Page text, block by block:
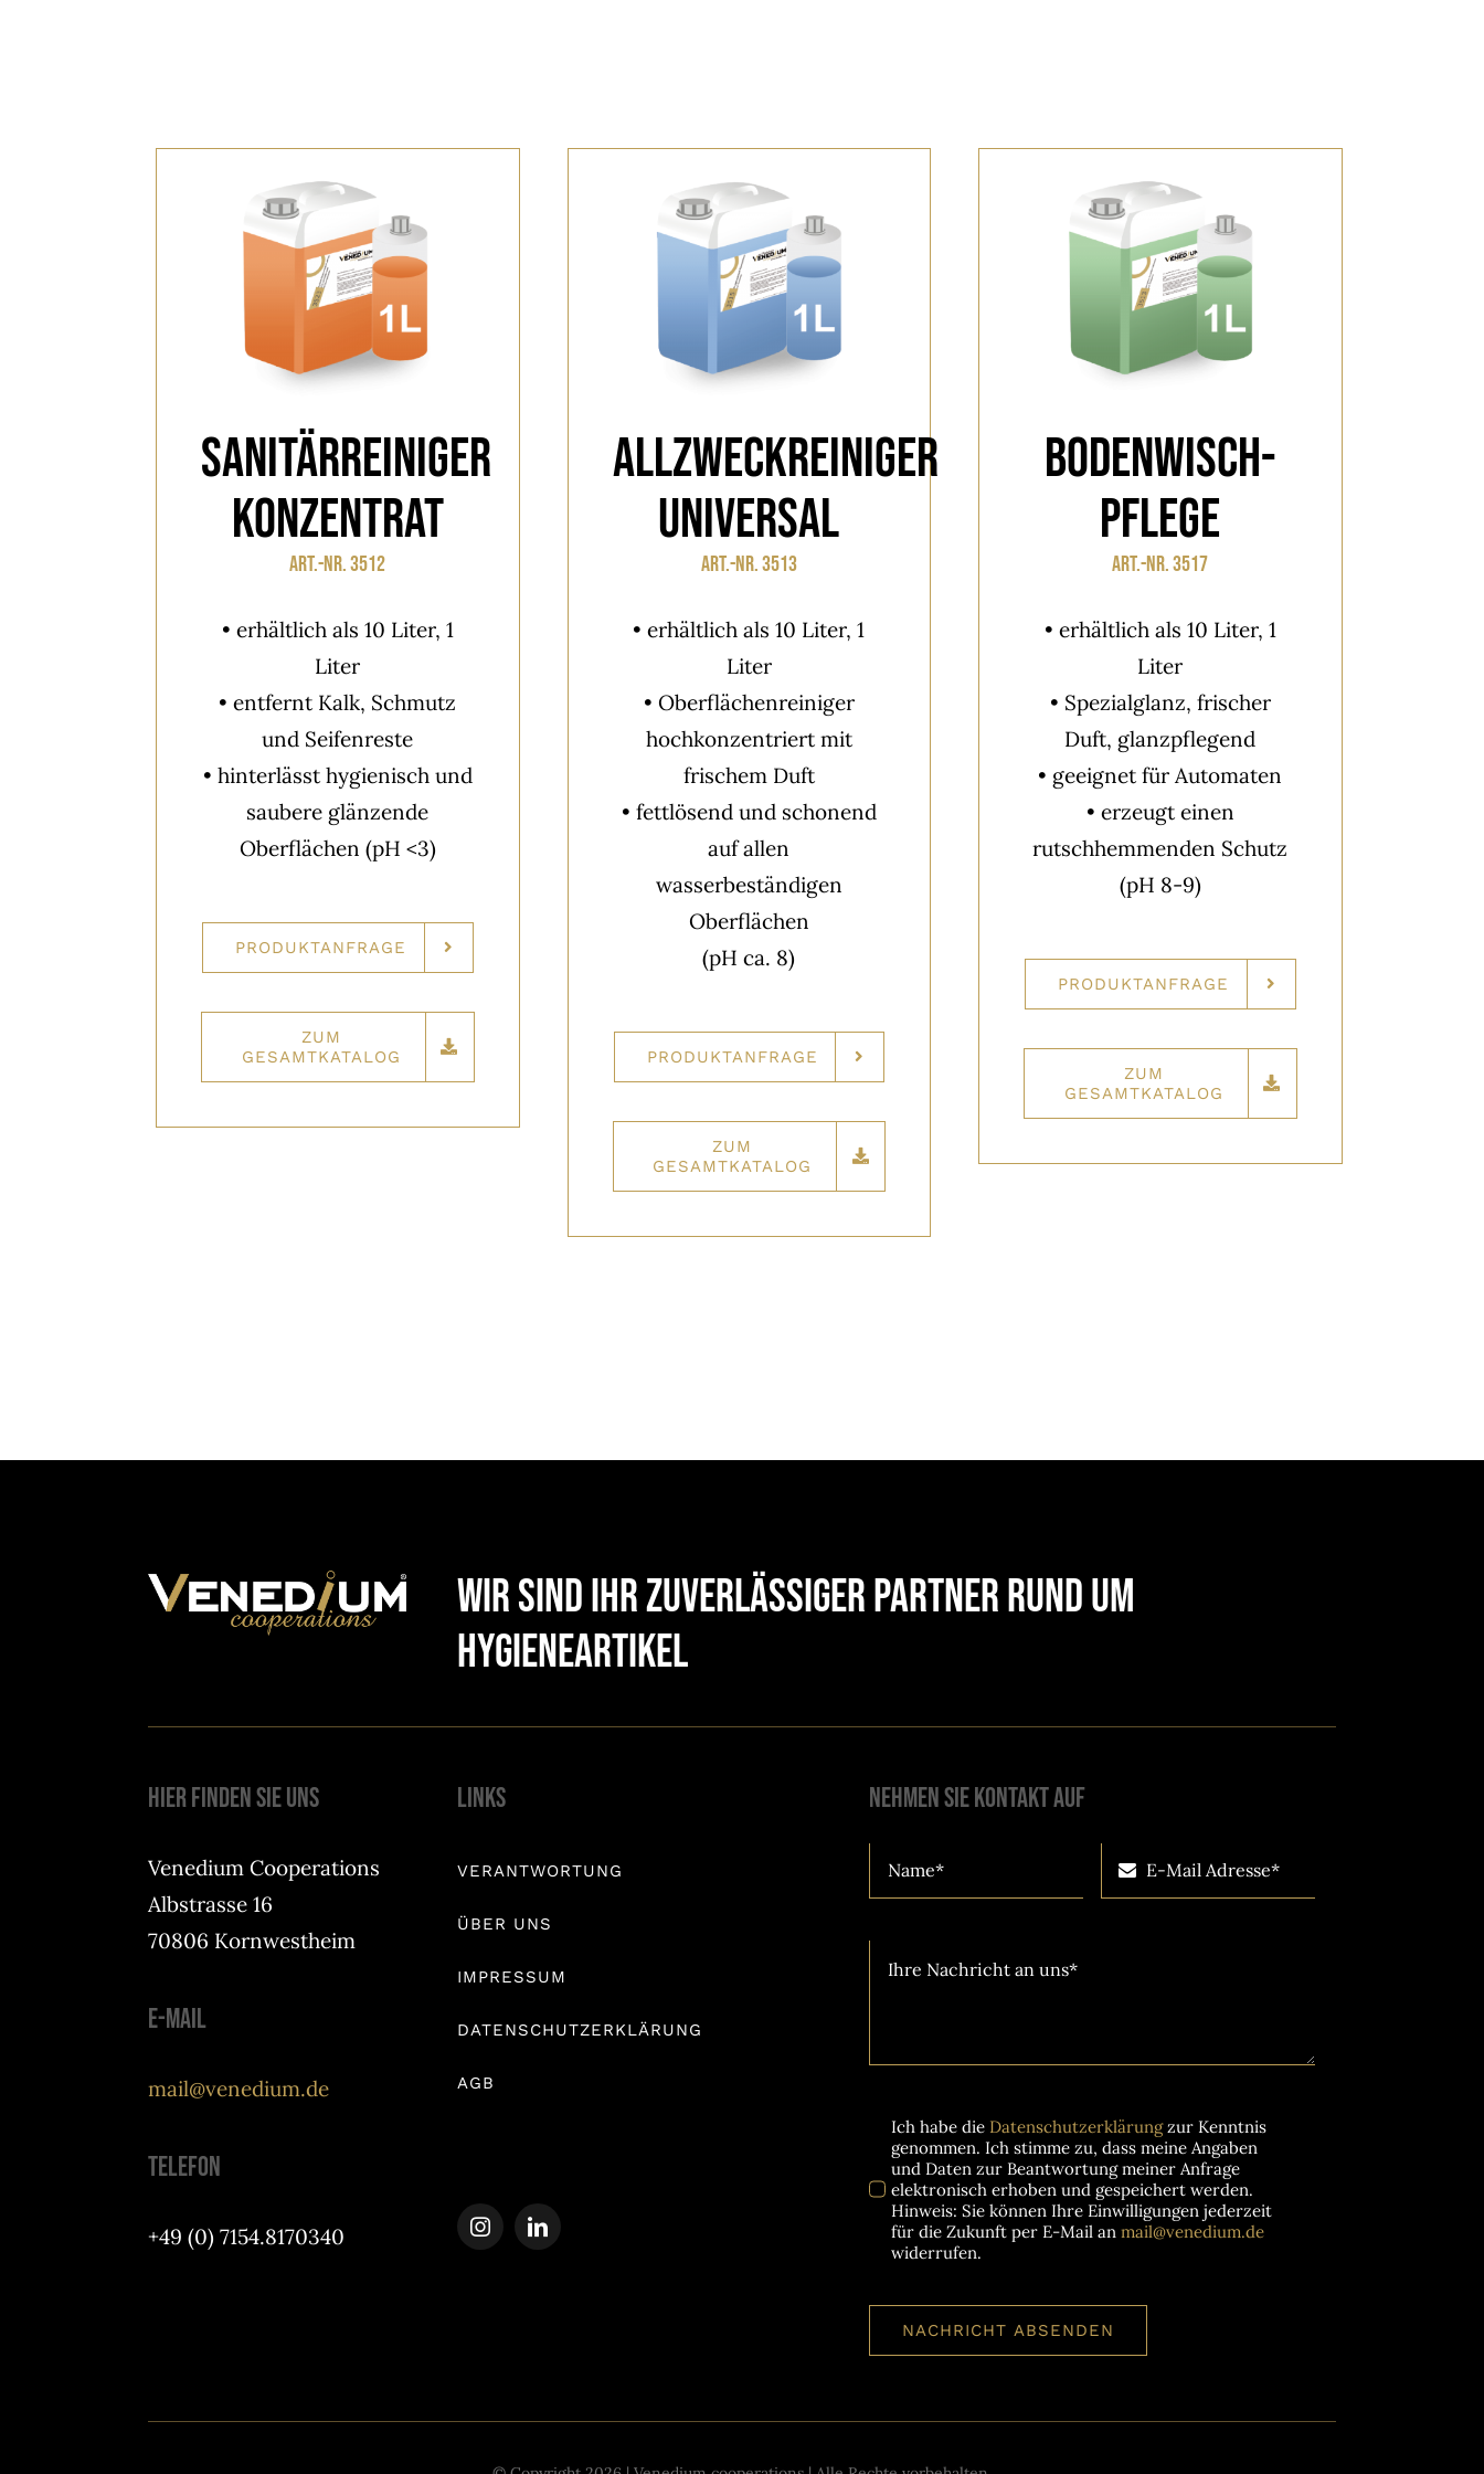
Sanitärreiniger
Konzentrat
Art.-Nr. 3512
• erhältlich als 10 Liter, 1
Liter
• entfernt Kalk, Schmutz
und Seifenreste
• hinterlässt hygienisch und
saubere glänzende
Oberflächen (pH <3)
PRODUKTANFRAGE
ZUM
GESAMTKATALOG
Allzweckreiniger
Universal
Art.-Nr. 3513
• erhältlich als 10 Liter, 1
Liter
• Oberflächenreiniger
hochkonzentriert mit
frischem Duft
• fettlösend und schonend
auf allen
wasserbeständigen
Oberflächen
(pH ca. 8)
PRODUKTANFRAGE
ZUM
GESAMTKATALOG
Bodenwisch-
pflege
Art.-Nr. 3517
• erhältlich als 10 Liter, 1
Liter
• Spezialglanz, frischer
Duft, glanzpflegend
• geeignet für Automaten
• erzeugt einen
rutschhemmenden Schutz
(pH 8-9)
PRODUKTANFRAGE
ZUM
GESAMTKATALOG
Wir sind Ihr zuverlässiger Partner rund um
Hygieneartikel
Hier finden Sie uns
Venedium Cooperations
Albstrasse 16
70806 Kornwestheim
E-Mail
mail@venedium.de
Telefon
+49 (0) 7154.8170340
Links
VERANTWORTUNG
ÜBER UNS
IMPRESSUM
DATENSCHUTZERKLÄRUNG
AGB
Nehmen Sie Kontakt auf
Ich habe die Datenschutzerklärungzur Kenntnis
genommen. Ich stimme zu, dass meine Angaben
und Daten zur Beantwortung meiner Anfrage
elektronisch erhoben und gespeichert werden.
Hinweis: Sie können Ihre Einwilligungen jederzeit
für die Zukunft per E-Mail an mail@venedium.de
widerrufen.
NACHRICHT ABSENDEN